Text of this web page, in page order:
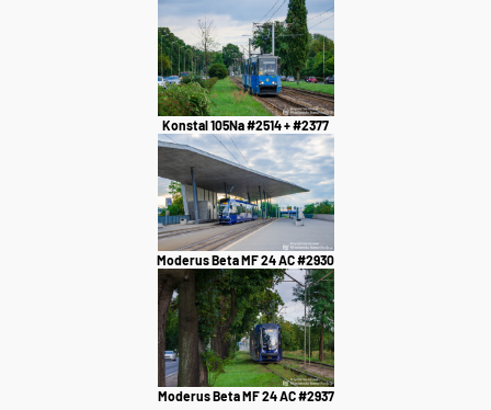
Konstal 105Na #2514 + #2377
Moderus Beta MF 24 AC #2930
Moderus Beta MF 24 AC #2937